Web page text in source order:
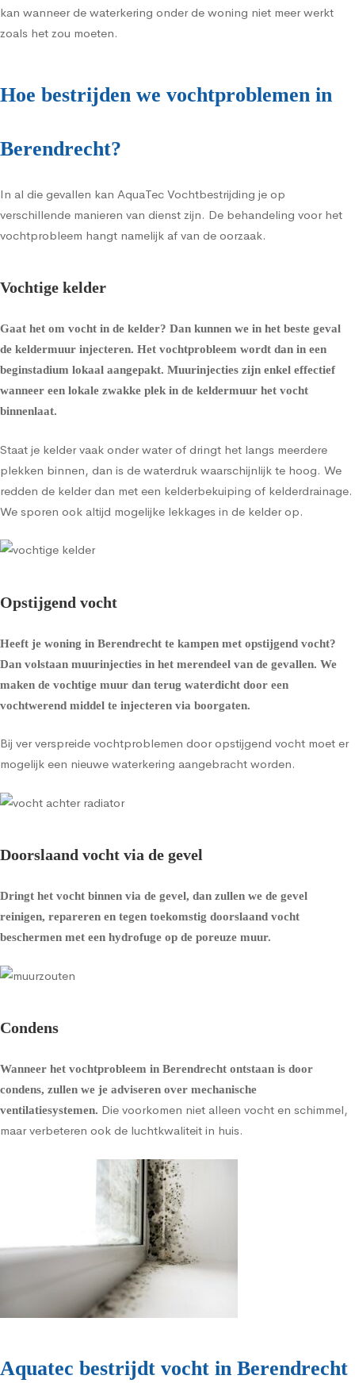
kan wanneer de waterkering onder de woning niet meer werkt
zoals het zou moeten.
Hoe bestrijden we vochtproblemen in
Berendrecht?
In al die gevallen kan AquaTec Vochtbestrijding je op
verschillende manieren van dienst zijn. De behandeling voor het
vochtprobleem hangt namelijk af van de oorzaak.
Vochtige kelder
Gaat het om vocht in de kelder? Dan kunnen we in het beste geval
de keldermuur injecteren. Het vochtprobleem wordt dan in een
beginstadium lokaal aangepakt. Muurinjecties zijn enkel effectief
wanneer een lokale zwakke plek in de keldermuur het vocht
binnenlaat.
Staat je kelder vaak onder water of dringt het langs meerdere
plekken binnen, dan is de waterdruk waarschijnlijk te hoog. We
redden de kelder dan met een kelderbekuiping of kelderdrainage.
We sporen ook altijd mogelijke lekkages in de kelder op.
Opstijgend vocht
Heeft je woning in Berendrecht te kampen met opstijgend vocht?
Dan volstaan muurinjecties in het merendeel van de gevallen. We
maken de vochtige muur dan terug waterdicht door een
vochtwerend middel te injecteren via boorgaten.
Bij ver verspreide vochtproblemen door opstijgend vocht moet er
mogelijk een nieuwe waterkering aangebracht worden.
Doorslaand vocht via de gevel
Dringt het vocht binnen via de gevel, dan zullen we de gevel
reinigen, repareren en tegen toekomstig doorslaand vocht
beschermen met een hydrofuge op de poreuze muur.
Condens
Wanneer het vochtprobleem in Berendrecht ontstaan is door
condens, zullen we je adviseren over mechanische
ventilatiesystemen. Die voorkomen niet alleen vocht en schimmel,
maar verbeteren ook de luchtkwaliteit in huis.
Aquatec bestrijdt vocht in Berendrecht